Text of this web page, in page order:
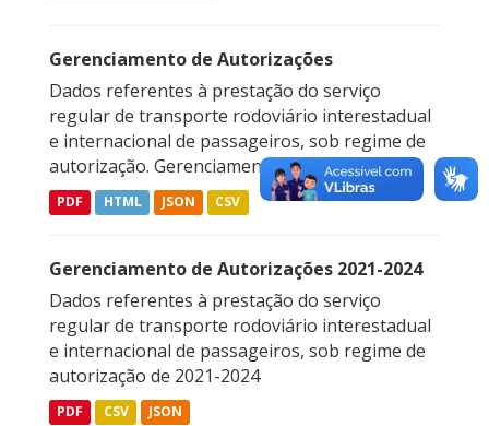
Gerenciamento de Autorizações
Dados referentes à prestação do serviço
regular de transporte rodoviário interestadual
e internacional de passageiros, sob regime de
autorização. Gerenciamento de Autorizações...
PDF HTML JSON CSV
Gerenciamento de Autorizações 2021-2024
Dados referentes à prestação do serviço
regular de transporte rodoviário interestadual
e internacional de passageiros, sob regime de
autorização de 2021-2024
PDF CSV JSON